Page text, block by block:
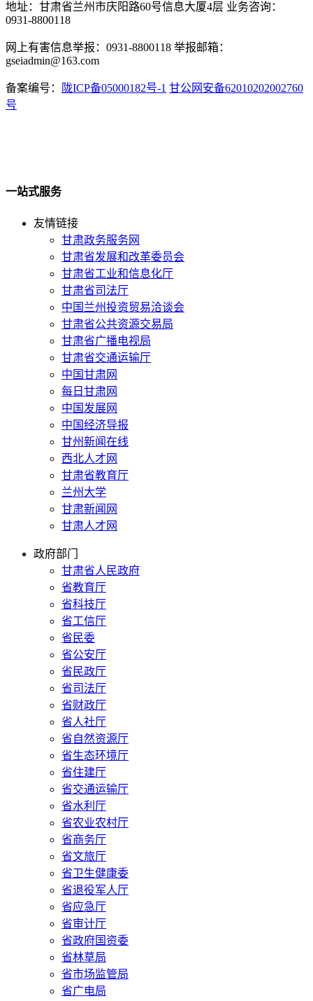
地址：甘肃省兰州市庆阳路60号信息大厦4层 业务咨询：
0931-8800118
网上有害信息举报：0931-8800118 举报邮箱：
gseiadmin@163.com
备案编号： 陇ICP备05000182号-1 甘公网安备62010202002760
号
一站式服务
友情链接
甘肃政务服务网
甘肃省发展和改革委员会
甘肃省工业和信息化厅
甘肃省司法厅
中国兰州投资贸易洽谈会
甘肃省公共资源交易局
甘肃省广播电视局
甘肃省交通运输厅
中国甘肃网
每日甘肃网
中国发展网
中国经济导报
甘州新闻在线
西北人才网
甘肃省教育厅
兰州大学
甘肃新闻网
甘肃人才网
政府部门
甘肃省人民政府
省教育厅
省科技厅
省工信厅
省民委
省公安厅
省民政厅
省司法厅
省财政厅
省人社厅
省自然资源厅
省生态环境厅
省住建厅
省交通运输厅
省水利厅
省农业农村厅
省商务厅
省文旅厅
省卫生健康委
省退役军人厅
省应急厅
省审计厅
省政府国资委
省林草局
省市场监管局
省广电局